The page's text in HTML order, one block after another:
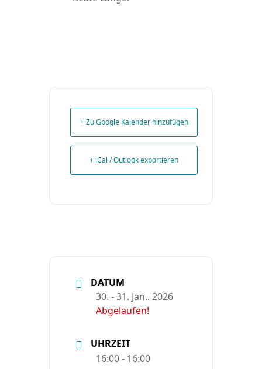
+ Zu Google Kalender hinzufügen
+ iCal / Outlook exportieren
DATUM
30. - 31. Jan.. 2026
Abgelaufen!
UHRZEIT
16:00 - 16:00